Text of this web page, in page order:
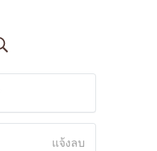
แจ้งลบ